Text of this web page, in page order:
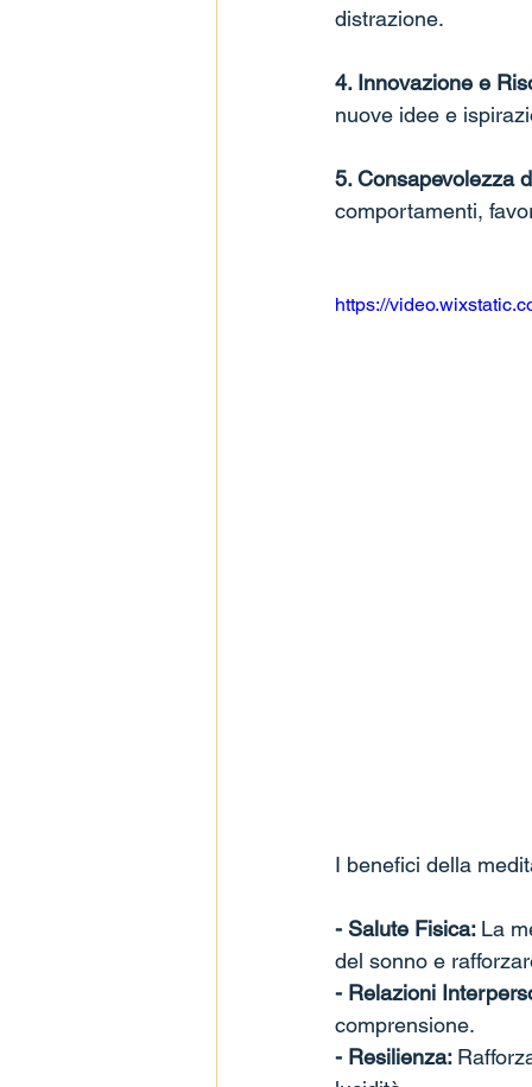
distrazione.
4. Innovazione e
nuove idee e
5. Consapevolezza
comportamenti,
https://
I benefici della
- Salute Fisica: La
del sonno e
- Relazioni
comprensione.
- Resilienza: